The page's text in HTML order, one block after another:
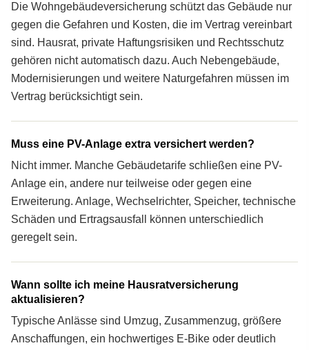
Die Wohngebäude­versicherung schützt das Gebäude nur
gegen die Gefahren und Kosten, die im Vertrag vereinbart
sind. Hausrat, private Haftungs­risiken und Rechtsschutz
gehören nicht automatisch dazu. Auch Nebengebäude,
Modernisierungen und weitere Naturgefahren müssen im
Vertrag berücksichtigt sein.
Muss eine PV-Anlage extra versichert werden?
Nicht immer. Manche Gebäude­tarife schließen eine PV-
Anlage ein, andere nur teilweise oder gegen eine
Erweiterung. Anlage, Wechselrichter, Speicher, technische
Schäden und Ertragsausfall können unterschiedlich
geregelt sein.
Wann sollte ich meine Haus­rat­ver­si­che­rung
aktualisieren?
Typische Anlässe sind Umzug, Zusammenzug, größere
Anschaffungen, ein hochwertiges E-Bike oder deutlich